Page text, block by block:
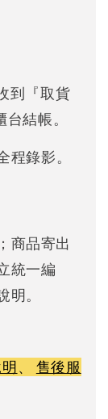
到『取貨
結帳。
錄影。
商品寄出
統一編
。
、 售後服